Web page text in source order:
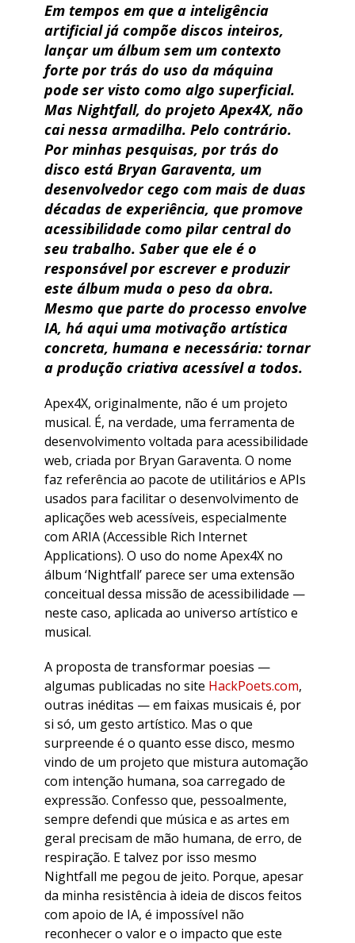
Em tempos em que a inteligência
artificial já compõe discos inteiros,
lançar um álbum sem um contexto
forte por trás do uso da máquina
pode ser visto como algo superficial.
Mas Nightfall, do projeto Apex4X, não
cai nessa armadilha. Pelo contrário.
Por minhas pesquisas, por trás do
disco está Bryan Garaventa, um
desenvolvedor cego com mais de duas
décadas de experiência, que promove
acessibilidade como pilar central do
seu trabalho. Saber que ele é o
responsável por escrever e produzir
este álbum muda o peso da obra.
Mesmo que parte do processo envolve
IA, há aqui uma motivação artística
concreta, humana e necessária: tornar
a produção criativa acessível a todos.
Apex4X, originalmente, não é um projeto
musical. É, na verdade, uma ferramenta de
desenvolvimento voltada para acessibilidade
web, criada por Bryan Garaventa. O nome
faz referência ao pacote de utilitários e APIs
usados para facilitar o desenvolvimento de
aplicações web acessíveis, especialmente
com ARIA (Accessible Rich Internet
Applications). O uso do nome Apex4X no
álbum ‘Nightfall’ parece ser uma extensão
conceitual dessa missão de acessibilidade —
neste caso, aplicada ao universo artístico e
musical.
A proposta de transformar poesias —
algumas publicadas no site HackPoets.com,
outras inéditas — em faixas musicais é, por
si só, um gesto artístico. Mas o que
surpreende é o quanto esse disco, mesmo
vindo de um projeto que mistura automação
com intenção humana, soa carregado de
expressão. Confesso que, pessoalmente,
sempre defendi que música e as artes em
geral precisam de mão humana, de erro, de
respiração. E talvez por isso mesmo
Nightfall me pegou de jeito. Porque, apesar
da minha resistência à ideia de discos feitos
com apoio de IA, é impossível não
reconhecer o valor e o impacto que este